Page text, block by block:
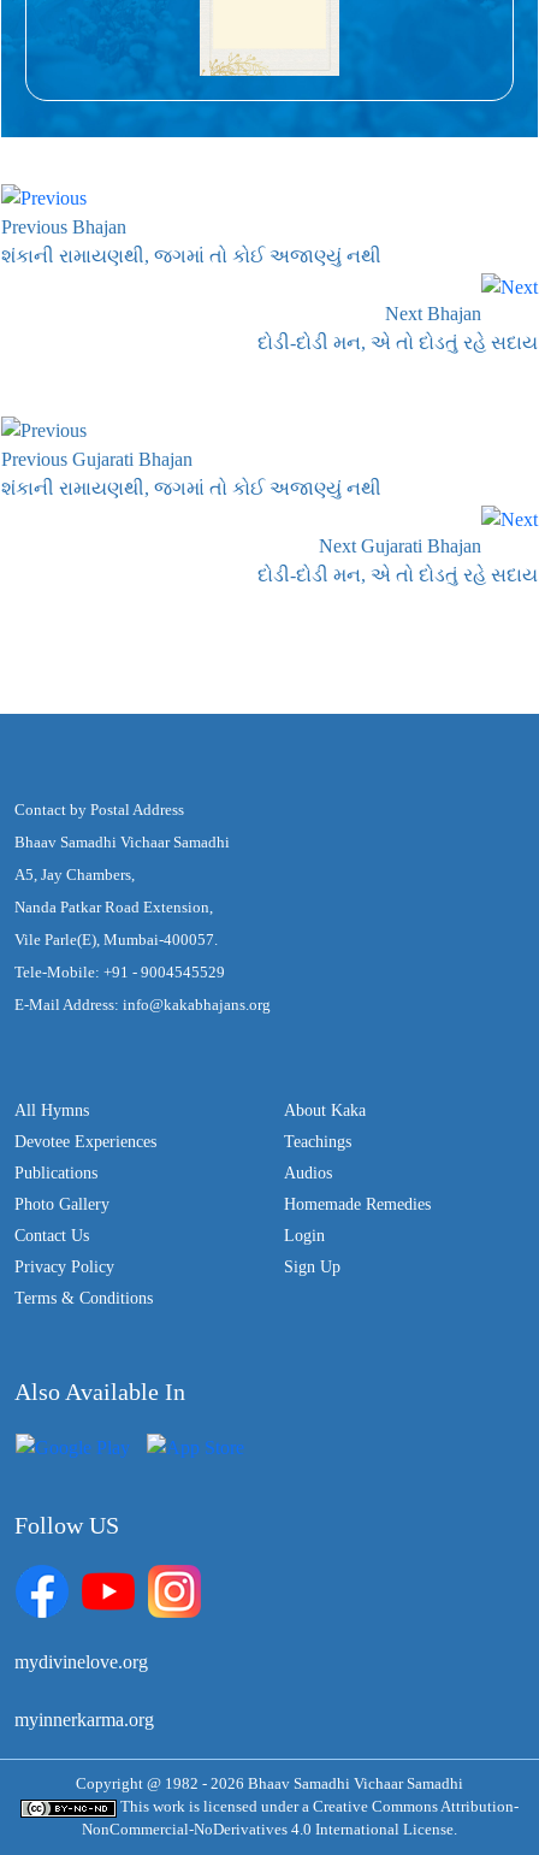
Previous Bhajan
શંકાની રામાયણથી, જગમાં તો કોઈ અજાણ્યું નથી
Next Bhajan
દોડી-દોડી મન, એ તો દોડતું રહે સદાય
Previous Gujarati Bhajan
શંકાની રામાયણથી, જગમાં તો કોઈ અજાણ્યું નથી
Next Gujarati Bhajan
દોડી-દોડી મન, એ તો દોડતું રહે સદાય
Contact by Postal Address
Bhaav Samadhi Vichaar Samadhi
A5, Jay Chambers,
Nanda Patkar Road Extension,
Vile Parle(E), Mumbai-400057.
Tele-Mobile: +91 - 9004545529
E-Mail Address: info@kakabhajans.org
All Hymns
Devotee Experiences
Publications
Photo Gallery
Contact Us
Privacy Policy
Terms & Conditions
About Kaka
Teachings
Audios
Homemade Remedies
Login
Sign Up
Also Available In
Follow US
mydivinelove.org
myinnerkarma.org
Copyright @ 1982 - 2026 Bhaav Samadhi Vichaar Samadhi
This work is licensed under a Creative Commons Attribution-
NonCommercial-NoDerivatives 4.0 International License.